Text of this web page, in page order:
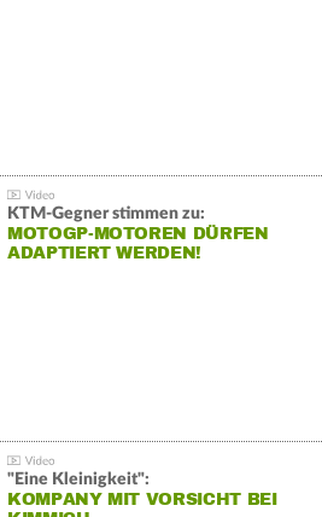
KTM-Gegner stimmen zu:
MOTOGP-MOTOREN DÜRFEN
ADAPTIERT WERDEN!
"Eine Kleinigkeit":
KOMPANY MIT VORSICHT BEI